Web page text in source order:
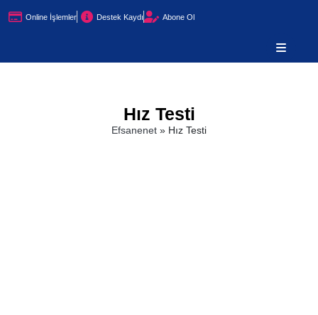
Online İşlemler Destek Kaydı Abone Ol
Hız Testi
Efsanenet » Hız Testi